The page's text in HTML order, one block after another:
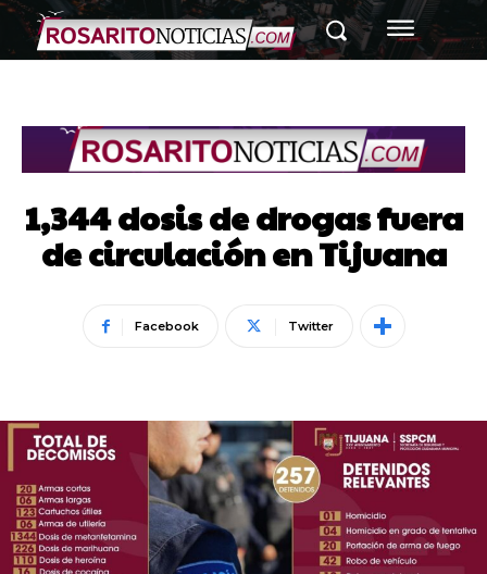
1,344 dosis de drogas fuera
de circulación en Tijuana
Facebook Twitter